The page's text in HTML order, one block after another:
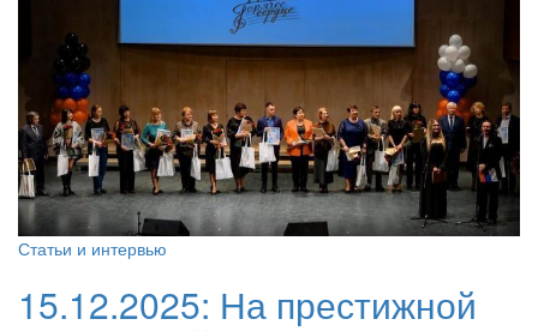
Статьи и интервью
15.12.2025: На престижной